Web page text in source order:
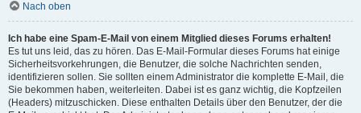
Nach oben
Ich habe eine Spam-E-Mail von einem Mitglied dieses Forums erhalten!
Es tut uns leid, das zu hören. Das E-Mail-Formular dieses Forums hat einige
Sicherheitsvorkehrungen, die Benutzer, die solche Nachrichten senden,
identifizieren sollen. Sie sollten einem Administrator die komplette E-Mail, die
Sie bekommen haben, weiterleiten. Dabei ist es ganz wichtig, die Kopfzeilen
(Headers) mitzuschicken. Diese enthalten Details über den Benutzer, der die